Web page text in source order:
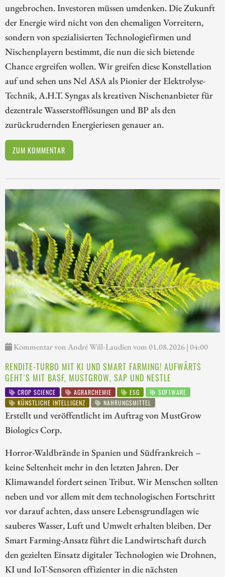
ungebrochen. Investoren müssen umdenken. Die Zukunft
der Energie wird nicht von den ehemaligen Vorreitern,
sondern von spezialisierten Technologiefirmen und
Nischenplayern bestimmt, die nun die sich bietende
Chance ergreifen wollen. Wir greifen diese Konstellation
auf und sehen uns Nel ASA als Pionier der Elektrolyse-
Technik, A.H.T. Syngas als kreativen Nischenanbieter für
dezentrale Wasserstofflösungen und BP als den
zurückrudernden Energieriesen genauer an.
ZUM KOMMENTAR
Kommentar von André Will-Laudien vom 01.08.2026 | 04:00
RENDITE-TURBO MIT KI UND SMART FARMING! AUFWÄRTS
GEHT´S MIT BASF, MUSTGROW, SAP UND NESTLE
CROP SCIENCE AGRARCHEMIE ESG
SOFTWARE
KÜNSTLICHE INTELLIGENZ
NAHRUNGSMITTEL
Erstellt und veröffentlicht im Auftrag von MustGrow
Biologics Corp.
Horror-Waldbrände in Spanien und Südfrankreich –
keine Seltenheit mehr in den letzten Jahren. Der
Klimawandel fordert seinen Tribut. Wir Menschen sollten
neben und vor allem mit dem technologischen Fortschritt
vor darauf achten, dass unsere Lebensgrundlagen wie
sauberes Wasser, Luft und Umwelt erhalten bleiben. Der
Smart Farming-Ansatz führt die Landwirtschaft durch
den gezielten Einsatz digitaler Technologien wie Drohnen,
KI und IoT-Sensoren effizienter in die nächsten